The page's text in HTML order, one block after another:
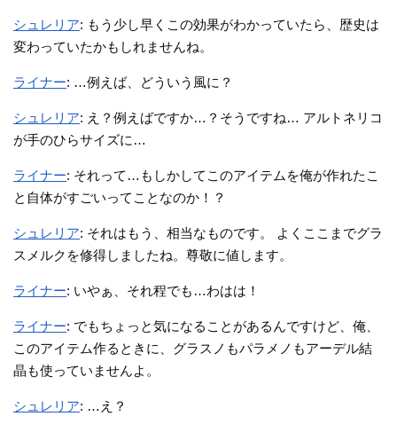
シュレリア: もう少し早くこの効果がわかっていたら、歴史は
変わっていたかもしれませんね。
ライナー: …例えば、どういう風に？
シュレリア: え？例えばですか…？そうですね… アルトネリコ
が手のひらサイズに…
ライナー: それって…もしかしてこのアイテムを俺が作れたこ
と自体がすごいってことなのか！？
シュレリア: それはもう、相当なものです。 よくここまでグラ
スメルクを修得しましたね。尊敬に値します。
ライナー: いやぁ、それ程でも…わはは！
ライナー: でもちょっと気になることがあるんですけど、俺、
このアイテム作るときに、グラスノもパラメノもアーデル結
晶も使っていませんよ。
シュレリア: …え？